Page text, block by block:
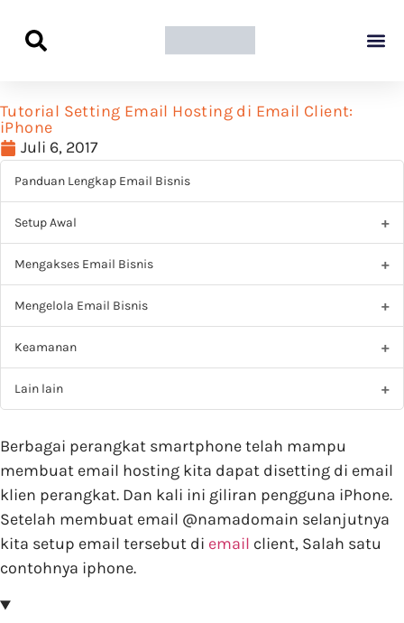
Tutorial Setting Email Hosting di Email Client:
iPhone
Juli 6, 2017
Panduan Lengkap Email Bisnis
Setup Awal
Mengakses Email Bisnis
Mengelola Email Bisnis
Keamanan
Lain lain
Berbagai perangkat smartphone telah mampu
membuat email hosting kita dapat disetting di email
klien perangkat. Dan kali ini giliran pengguna iPhone.
Setelah membuat email @namadomain selanjutnya
kita setup email tersebut di email client, Salah satu
contohnya iphone.